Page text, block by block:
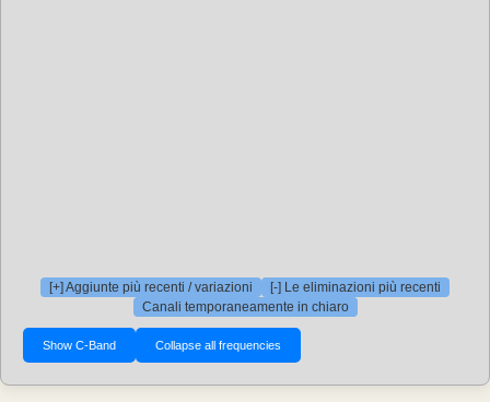
[+] Aggiunte più recenti / variazioni
[-] Le eliminazioni più recenti
Canali temporaneamente in chiaro